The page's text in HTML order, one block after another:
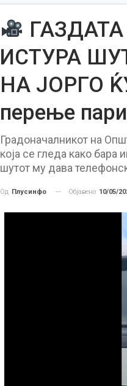
ИСТУРА
НА ЈОРГО
перење
Градоначалникот на
која се гледа како бара
шутот му дава
Од Плусинфо Објавено 10/05/